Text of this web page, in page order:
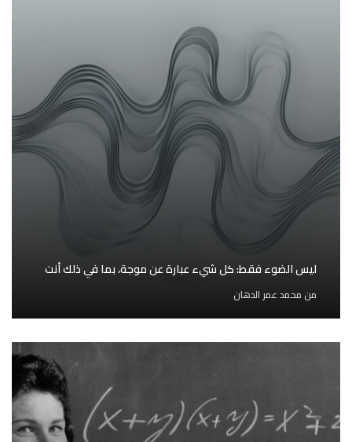
ليس الضوء فقط: كل شيء عبارة عن موجة، بما في ذلك أنت
من محمد عمر الدهان